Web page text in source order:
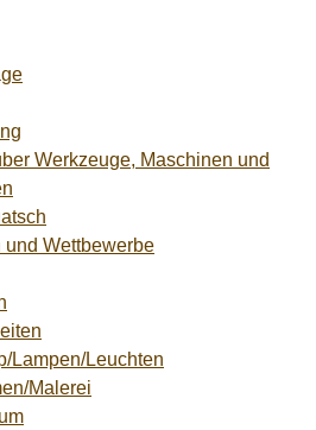
Werkzeuge, Maschinen und
und Wettbewerbe
Lampen/Leuchten
Malerei